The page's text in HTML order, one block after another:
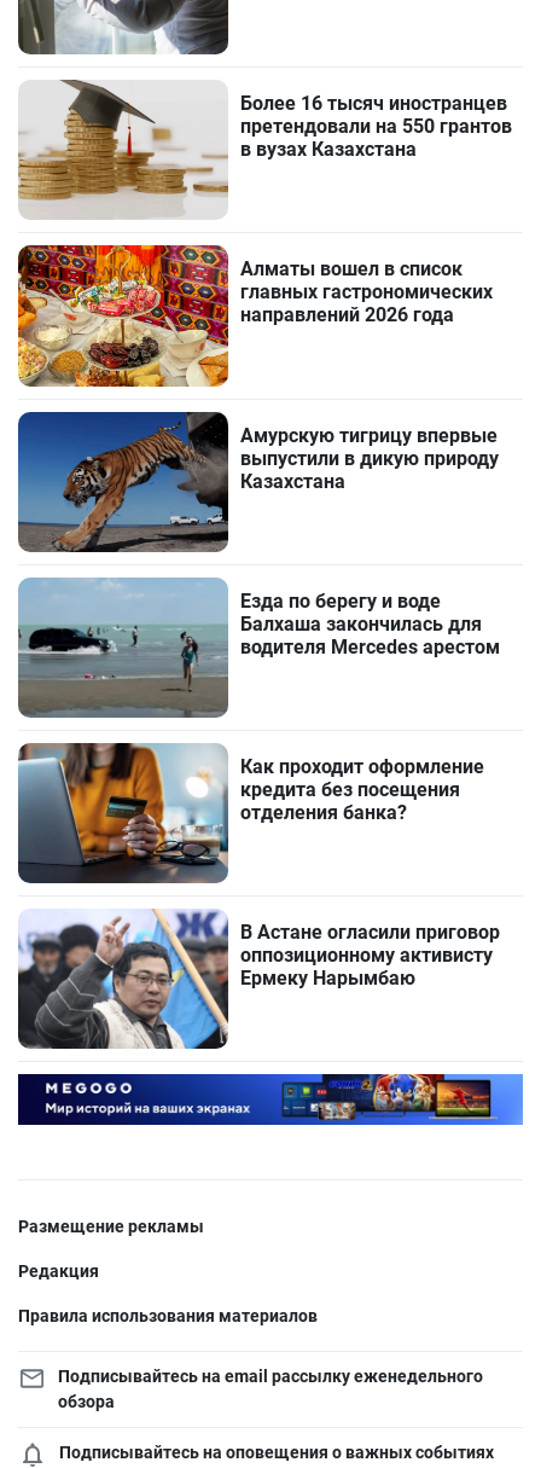
Более 16 тысяч иностранцев
претендовали на 550 грантов
в вузах Казахстана
Алматы вошел в список
главных гастрономических
направлений 2026 года
Амурскую тигрицу впервые
выпустили в дикую природу
Казахстана
Езда по берегу и воде
Балхаша закончилась для
водителя Mercedes арестом
Как проходит оформление
кредита без посещения
отделения банка?
В Астане огласили приговор
оппозиционному активисту
Ермеку Нарымбаю
Размещение рекламы
Редакция
Правила использования материалов
Подписывайтесь на email рассылку еженедельного
обзора
Подписывайтесь на оповещения о важных событиях